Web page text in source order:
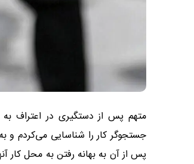
متهم پس از دستگیری در اعتراف
جستجوگر کار را شناسایی می‌کردم و
پس از آن به بهانه رفتن به محل کار